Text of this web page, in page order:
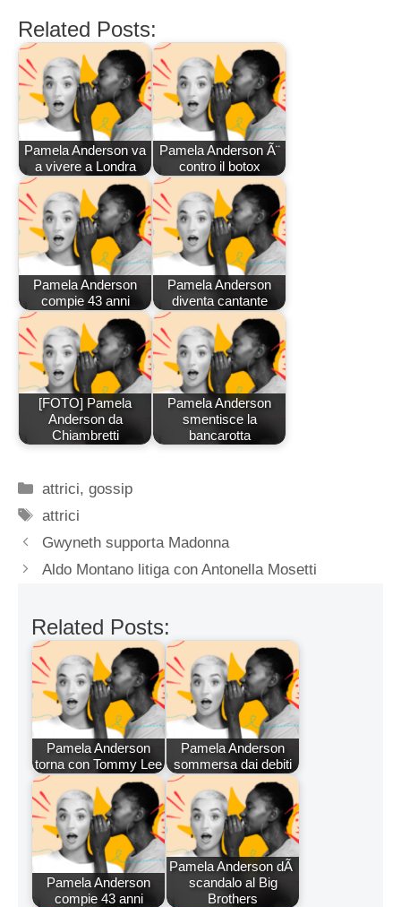
Related Posts:
Pamela Anderson va
a vivere a Londra
Pamela Anderson Ã¨
contro il botox
Pamela Anderson
compie 43 anni
Pamela Anderson
diventa cantante
[FOTO] Pamela
Anderson da
Chiambretti
Pamela Anderson
smentisce la
bancarotta
Categorie
attrici,gossip
Tag
attrici
Gwyneth supporta Madonna
Aldo Montano litiga con Antonella Mosetti
Related Posts:
Pamela Anderson
torna con Tommy Lee
Pamela Anderson
sommersa dai debiti
Pamela Anderson
compie 43 anni
Pamela Anderson dÃ
scandalo al Big
Brothers